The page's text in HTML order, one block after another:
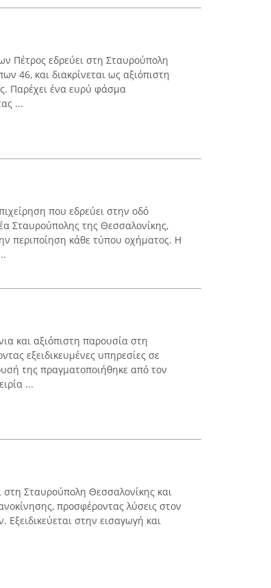
Πέτρος εδρεύει στη Σταυρούπολη
46, και διακρίνεται ως αξιόπιστη
Παρέχει ένα ευρύ φάσμα
...
που εδρεύει στην οδό
Σταυρούπολης της Θεσσαλονίκης,
περιποίηση κάθε τύπου οχήματος. Η
και αξιόπιστη παρουσία στη
εξειδικευμένες υπηρεσίες σε
της πραγματοποιήθηκε από τον
...
στη Σταυρούπολη Θεσσαλονίκης και
προσφέροντας λύσεις στον
στην εισαγωγή και